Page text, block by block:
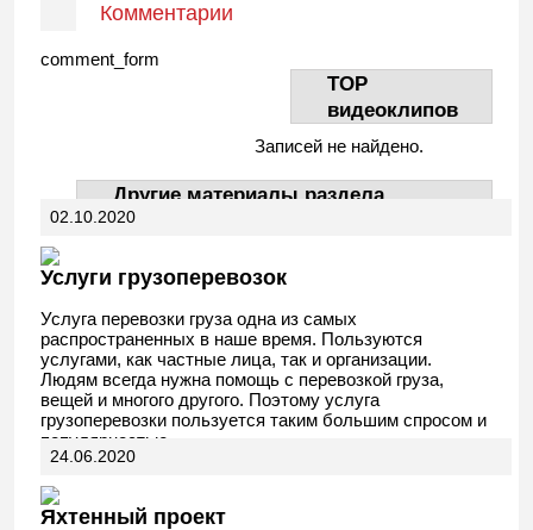
Комментарии
comment_form
TOP
видеоклипов
Записей не найдено.
Другие материалы раздела
АвтоДела
02.10.2020
Услуги грузоперевозок
Услуга перевозки груза одна из самых
распространенных в наше время. Пользуются
услугами, как частные лица, так и организации.
Людям всегда нужна помощь с перевозкой груза,
вещей и многого другого. Поэтому услуга
грузоперевозки пользуется таким большим спросом и
популярностью.
24.06.2020
Яхтенный проект